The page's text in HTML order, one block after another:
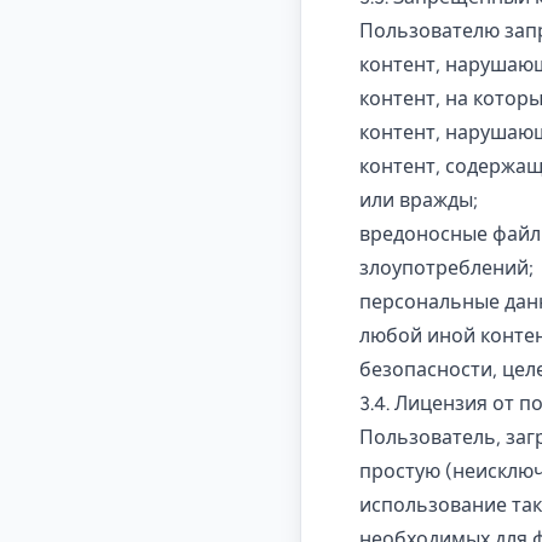
Пользователю
контент,
контент, на
контент,
контент,
или вражды;
вредоносные
злоупотреблений;
персональные
любой иной
безопасности,
3.4. Лицензия от
Пользователь,
простую
использование